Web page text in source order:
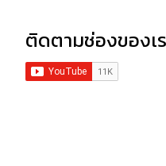
ติดตามช่องของเ